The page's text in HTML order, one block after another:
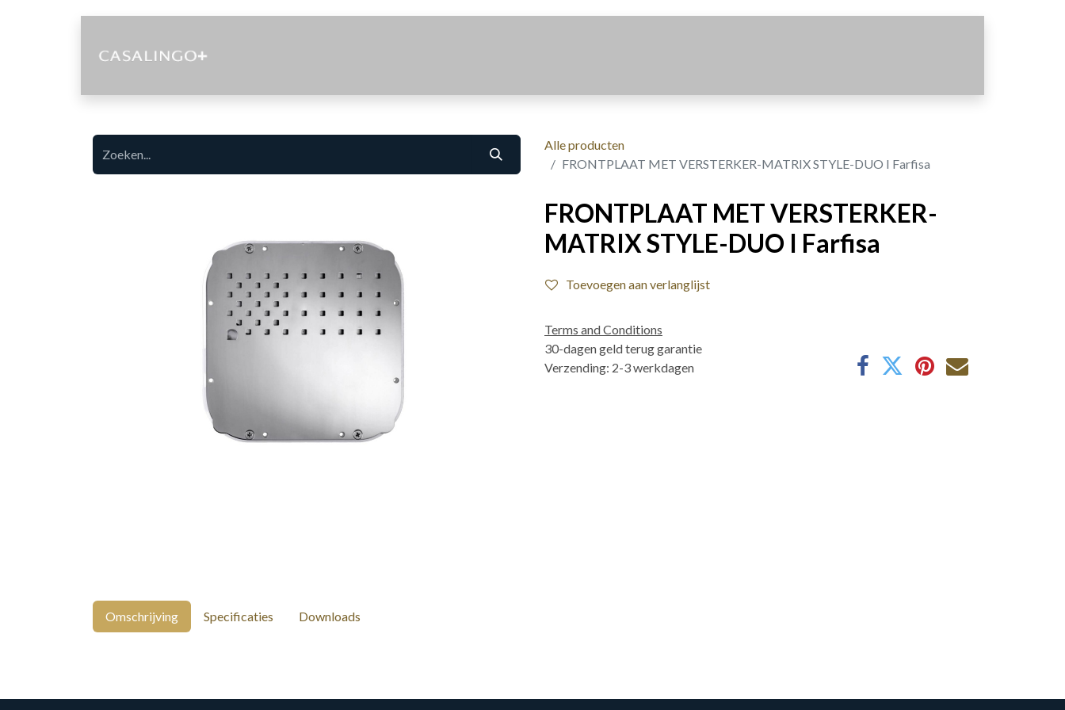
Alle producten
FRONTPLAAT MET VERSTERKER-MATRIX STYLE-DUO I Farfisa
FRONTPLAAT MET VERSTERKER-
MATRIX STYLE-DUO I Farfisa
Toevoegen aan verlanglijst
Terms and Conditions
30-dagen geld terug garantie
Verzending: 2-3 werkdagen
Omschrijving Specificaties Downloads